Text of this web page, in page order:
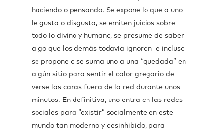
haciendo o pensando. Se expone lo que a uno
le gusta o disgusta, se emiten juicios sobre
todo lo divino y humano, se presume de saber
algo que los demás todavía ignoran e incluso
se propone o se suma uno a una “quedada” en
algún sitio para sentir el calor gregario de
verse las caras fuera de la red durante unos
minutos. En definitiva, uno entra en las redes
sociales para “existir” socialmente en este
mundo tan moderno y desinhibido, para